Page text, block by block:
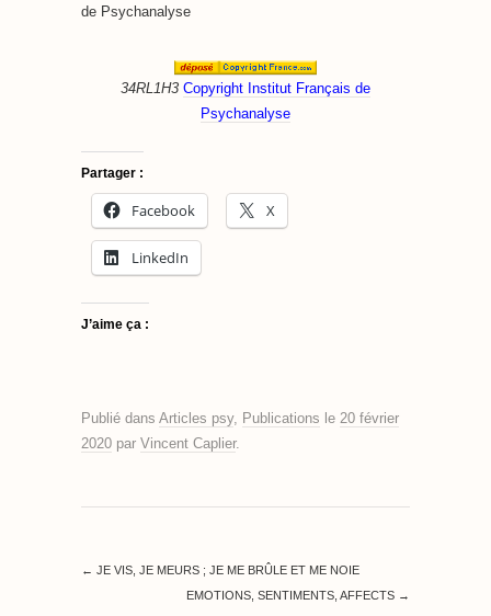
de Psychanalyse
34RL1H3 Copyright Institut Français de
Psychanalyse
Partager :
Facebook X
LinkedIn
J’aime ça :
Publié dans Articles psy, Publications le 20 février
2020 par Vincent Caplier.
← JE VIS, JE MEURS ; JE ME BRÛLE ET ME NOIE
EMOTIONS, SENTIMENTS, AFFECTS →